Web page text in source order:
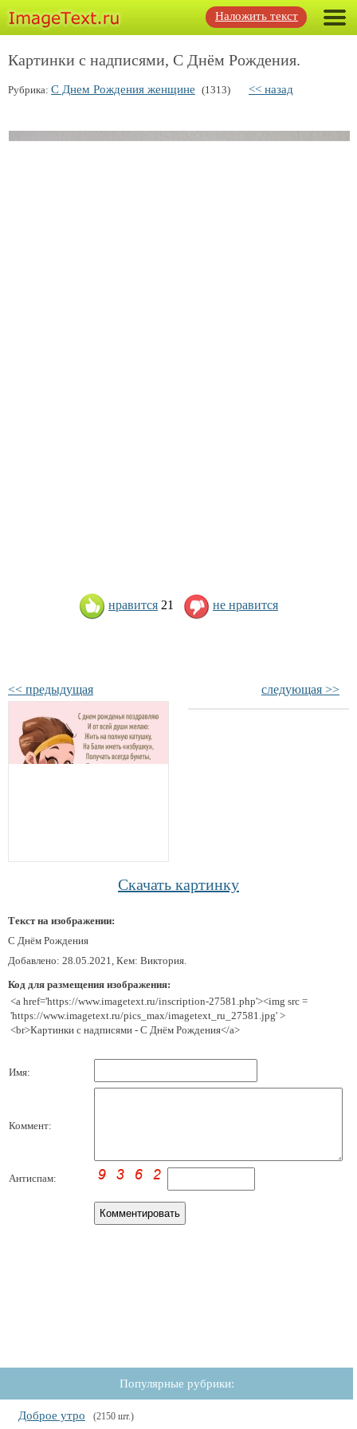
Наложить текст
Картинки с надписями, С Днём Рождения.
Рубрика: С Днем Рождения женщине (1313) << назад
нравится 21 не нравится
<< предыдущая следующая >>
Скачать картинку
Текст на изображении:
С Днём Рождения
Добавлено: 28.05.2021, Кем: Виктория.
Код для размещения изображения:
<a href='https://www.imagetext.ru/inscription-27581.php'><img src =
'https://www.imagetext.ru/pics_max/imagetext_ru_27581.jpg' >
<br>Картинки с надписями - С Днём Рождения</a>
Имя:
Коммент:
Антиспам:
Популярные рубрики:
Доброе утро (2150 шт.)